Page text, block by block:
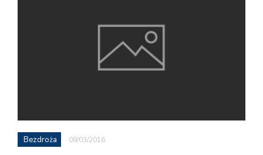
Bezdroża 08/03/2016